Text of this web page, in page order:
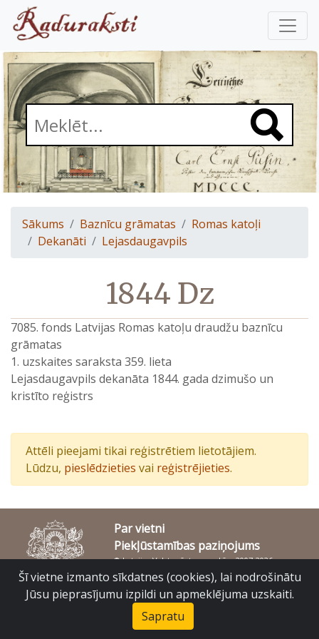
Sākums Baznīcu grāmatas
Romas katoļi
Dekanāti
Lejasdaugavpils
1844 Dz
7085. fonds Latvijas Romas katoļu draudžu baznīcu
grāmatas
1. uzskaites saraksta 359. lieta
Lejasdaugavpils dekanāta 1844. gada dzimušo un
kristīto reģistrs
Attēli pieejami tikai reģistrētiem lietotājiem.
Lūdzu, pieslēdzieties vai reģistrējieties.
Par vietni
Piekļūstamības paziņojums
© Latvijas Valsts vēstures arhīvs 2007-2026
Slokas iela 16, Rīga, LV – 1048
Šī vietne izmanto sīkdatnes (cookies), lai nodrošinātu
Jūsu pieprasījumu izpildi un apmeklējuma uzskaiti.
Sapratu